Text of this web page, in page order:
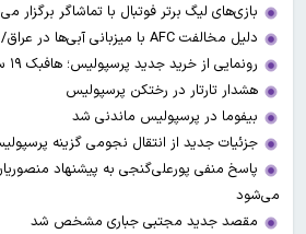
بازی‌های لیگ برتر فوتبال با تماشاگر برگزار
دلیل مخالفت AFC با میزبانی آبی‌ها در عراق/ تلاش دوباره استقلال
رونمایی از خرید جدید پرسپولیس؛ هافبک ۱۹ ساله در جمع سرخپوشان
هشدار تارتار در رختکن پرسپولیس
بیفوما در پرسپولیس ماندنی شد
جزئیات جدید از انتقال نجومی گزینه
پاسخ منفی پورعلی‌گنجی به پیشنهاد
می‌شود
مقصد جدید مجتبی جباری مشخص شد